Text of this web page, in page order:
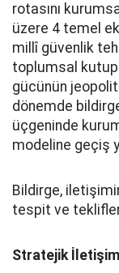
rotasını
üzere 4 temel
millî güvenlik
toplumsal
gücünün
dönemde
üçgeninde
modeline geçiş
Bildirge,
tespit ve
Stratejik İletişim